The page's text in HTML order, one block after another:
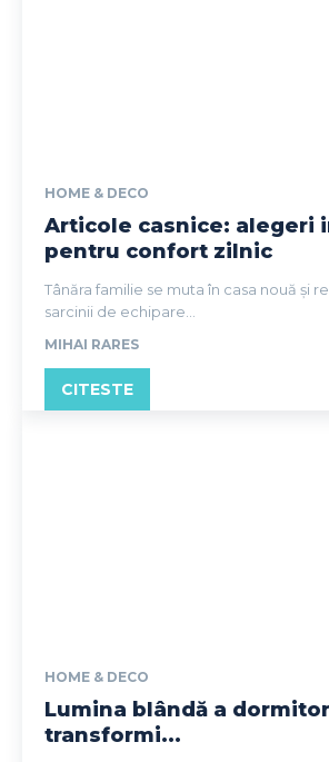
HOME & DECO
Articole casnice: alegeri
pentru confort zilnic
Tânăra familie se muta în casa nouă și
sarcinii de echipare...
MIHAI RARES
CITESTE
HOME & DECO
Lumina blândă a
transformi...